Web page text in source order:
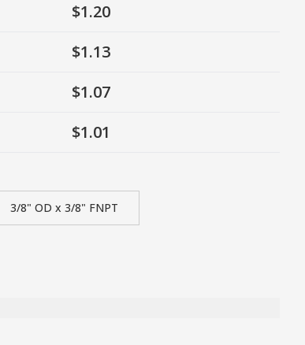
$1.20
$1.13
$1.07
$1.01
3/8" OD x 3/8" FNPT